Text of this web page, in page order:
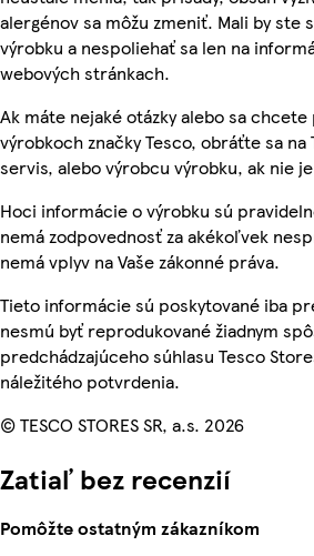
alergénov sa môžu zmeniť. Mali by ste
výrobku a nespoliehať sa len na
webových stránkach.
Ak máte nejaké otázky alebo sa
výrobkoch značky Tesco, obráťte sa na
servis, alebo výrobcu výrobku, ak nie
Hoci informácie o výrobku sú
nemá zodpovednosť za akékoľvek
nemá vplyv na Vaše zákonné práva.
Tieto informácie sú poskytované iba
nesmú byť reprodukované žiadnym
predchádzajúceho súhlasu Tesco
náležitého potvrdenia.
© TESCO STORES SR, a.s. 2026
Zatiaľ bez recenzií
Pomôžte ostatným zákazníkom